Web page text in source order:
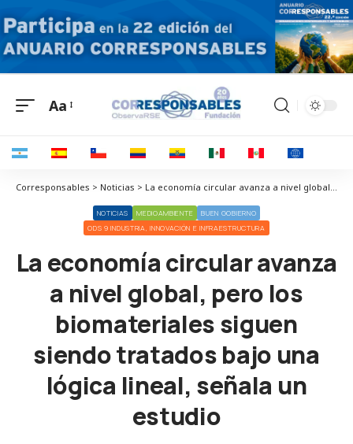
Aa
Corresponsables > Noticias > La economía circular avanza a nivel global, pero los biomateriales siguen siendo tratados bajo una lógica lineal, señala un estudio
NOTICIAS MEDIOAMBIENTE
BUEN GOBIERNO
ODS 9 INDUSTRIA, INNOVACIÓN E INFRAESTRUCTURA
La economía circular avanza
a nivel global, pero los
biomateriales siguen
siendo tratados bajo una
lógica lineal, señala un
estudio